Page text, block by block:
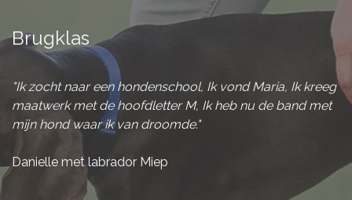
Brugklas
"Ik zocht naar een hondenschool, Ik vond Maria, Ik kreeg
maatwerk met de hoofdletter M, Ik heb nu de band met
mijn hond waar ik van droomde."
Danielle met labrador Miep